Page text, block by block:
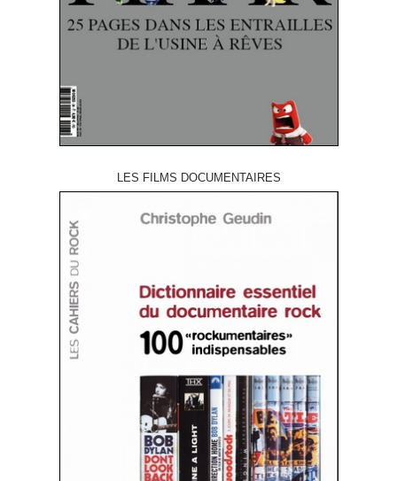
LES FILMS DOCUMENTAIRES